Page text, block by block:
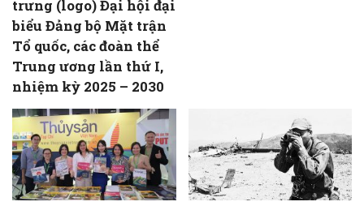
trưng (logo) Đại hội đại
biểu Đảng bộ Mặt trận
Tổ quốc, các đoàn thể
Trung ương lần thứ I,
nhiệm kỳ 2025 – 2030